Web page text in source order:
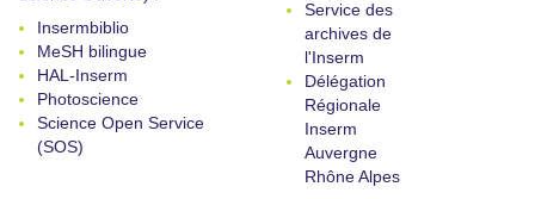
Insermbiblio
MeSH bilingue
HAL-Inserm
Photoscience
Science Open Service
(SOS)
Service des
archives de
l'Inserm
Délégation
Régionale
Inserm
Auvergne
Rhône Alpes